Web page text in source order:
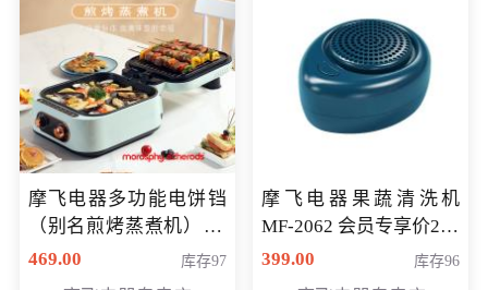
摩飞电器多功能电饼铛
（别名煎烤蒸煮机） 型
号MF-8888B 会员专享
469.00 库存97
摩飞电器果蔬清洗机
MF-2062 会员专享价268
元
399.00 库存96